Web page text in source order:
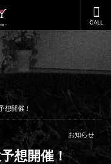
CALL
想開催！
お知らせ
想開催！